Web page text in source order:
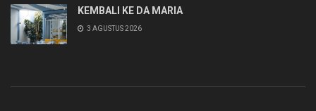
KEMBALI KE DA MARIA
3 AGUSTUS 2026